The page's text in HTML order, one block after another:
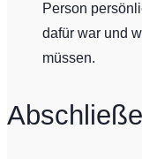
Person
dafür war und
müssen.